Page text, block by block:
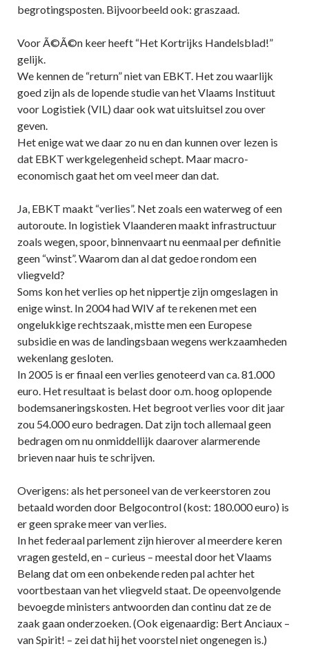
begrotingsposten. Bijvoorbeeld ook: graszaad.
Voor Ã©Ã©n keer heeft “Het Kortrijks Handelsblad!”
gelijk.
We kennen de “return” niet van EBKT. Het zou waarlijk
goed zijn als de lopende studie van het Vlaams Instituut
voor Logistiek (VIL) daar ook wat uitsluitsel zou over
geven.
Het enige wat we daar zo nu en dan kunnen over lezen is
dat EBKT werkgelegenheid schept. Maar macro-
economisch gaat het om veel meer dan dat.
Ja, EBKT maakt “verlies”. Net zoals een waterweg of een
autoroute. In logistiek Vlaanderen maakt infrastructuur
zoals wegen, spoor, binnenvaart nu eenmaal per definitie
geen “winst”. Waarom dan al dat gedoe rondom een
vliegveld?
Soms kon het verlies op het nippertje zijn omgeslagen in
enige winst. In 2004 had WIV af te rekenen met een
ongelukkige rechtszaak, mistte men een Europese
subsidie en was de landingsbaan wegens werkzaamheden
wekenlang gesloten.
In 2005 is er finaal een verlies genoteerd van ca. 81.000
euro. Het resultaat is belast door o.m. hoog oplopende
bodemsaneringskosten. Het begroot verlies voor dit jaar
zou 54.000 euro bedragen. Dat zijn toch allemaal geen
bedragen om nu onmiddellijk daarover alarmerende
brieven naar huis te schrijven.
Overigens: als het personeel van de verkeerstoren zou
betaald worden door Belgocontrol (kost: 180.000 euro) is
er geen sprake meer van verlies.
In het federaal parlement zijn hierover al meerdere keren
vragen gesteld, en – curieus – meestal door het Vlaams
Belang dat om een onbekende reden pal achter het
voortbestaan van het vliegveld staat. De opeenvolgende
bevoegde ministers antwoorden dan continu dat ze de
zaak gaan onderzoeken. (Ook eigenaardig: Bert Anciaux –
van Spirit! – zei dat hij het voorstel niet ongenegen is.)